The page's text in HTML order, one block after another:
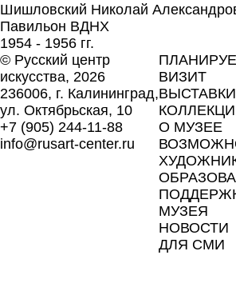
Шишловский Николай
Павильон ВДНХ
1954 - 1956 гг.
© Русский центр
искусства, 2026
236006, г. Калининград,
ул. Октябрьская, 10
+7 (905) 244-11-88
info@rusart-center.ru
ВИЗИТ
ВЫСТАВКИ
О МУЗЕЕ
МУЗЕЯ
НОВОСТИ
ДЛЯ СМИ